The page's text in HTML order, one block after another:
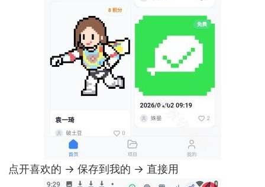
点开喜欢的 → 保存到我的 → 直接用